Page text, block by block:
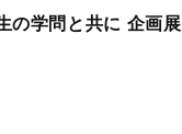
の学問と共に 企画展